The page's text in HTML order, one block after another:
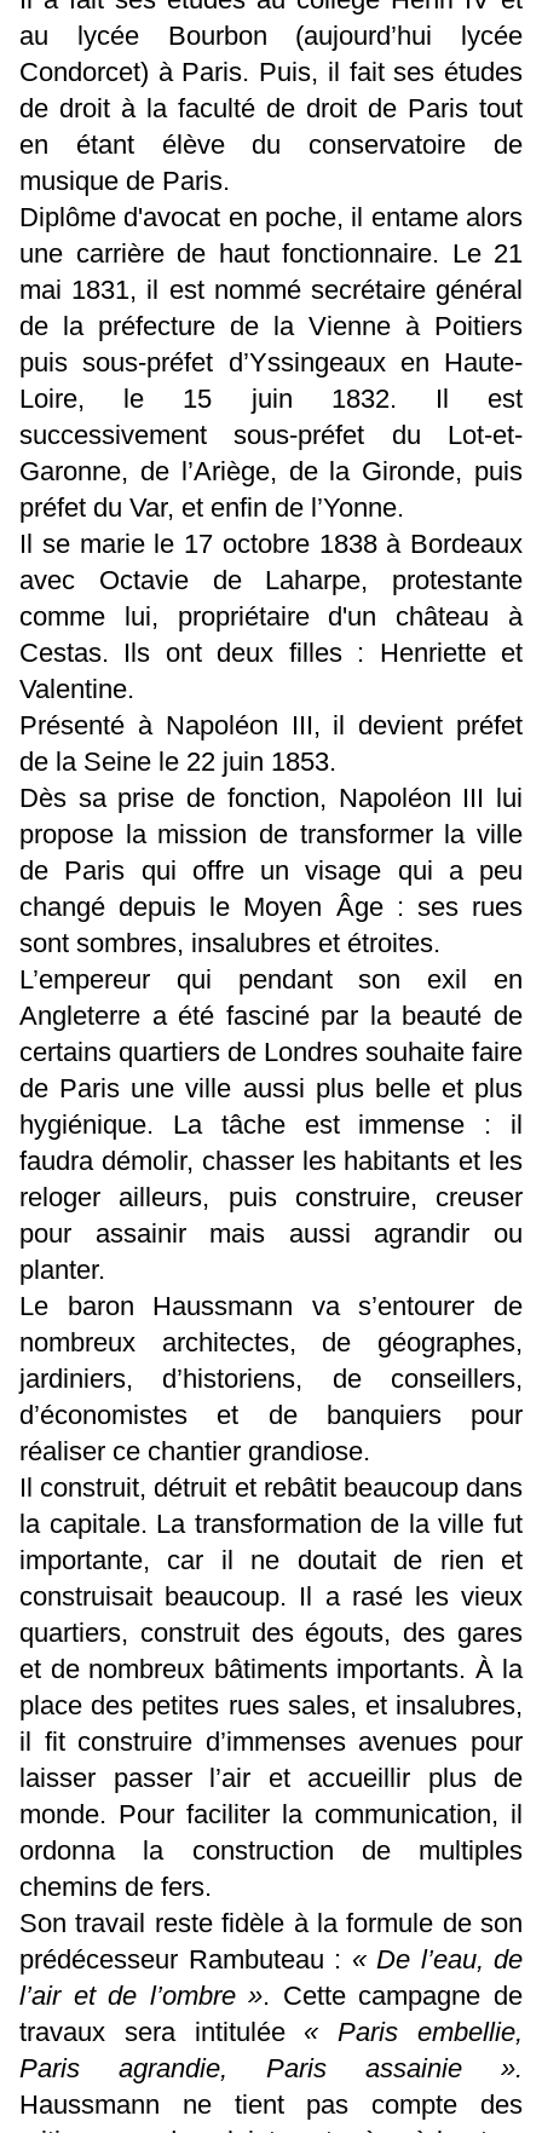
au lycée Bourbon (aujourd’hui lycée
Condorcet) à Paris. Puis, il fait ses études
de droit à la faculté de droit de Paris tout
en étant élève du conservatoire de
musique de Paris.
Diplôme d'avocat en poche, il entame alors
une carrière de haut fonctionnaire. Le 21
mai 1831, il est nommé secrétaire général
de la préfecture de la Vienne à Poitiers
puis sous-préfet d’Yssingeaux en Haute-
Loire, le 15 juin 1832. Il est
successivement sous-préfet du Lot-et-
Garonne, de l’Ariège, de la Gironde, puis
préfet du Var, et enfin de l’Yonne.
Il se marie le 17 octobre 1838 à Bordeaux
avec Octavie de Laharpe, protestante
comme lui, propriétaire d'un château à
Cestas. Ils ont deux filles : Henriette et
Valentine.
Présenté à Napoléon III, il devient préfet
de la Seine le 22 juin 1853.
Dès sa prise de fonction, Napoléon III lui
propose la mission de transformer la ville
de Paris qui offre un visage qui a peu
changé depuis le Moyen Âge : ses rues
sont sombres, insalubres et étroites.
L’empereur qui pendant son exil en
Angleterre a été fasciné par la beauté de
certains quartiers de Londres souhaite faire
de Paris une ville aussi plus belle et plus
hygiénique. La tâche est immense : il
faudra démolir, chasser les habitants et les
reloger ailleurs, puis construire, creuser
pour assainir mais aussi agrandir ou
planter.
Le baron Haussmann va s’entourer de
nombreux architectes, de géographes,
jardiniers, d’historiens, de conseillers,
d’économistes et de banquiers pour
réaliser ce chantier grandiose.
Il construit, détruit et rebâtit beaucoup dans
la capitale. La transformation de la ville fut
importante, car il ne doutait de rien et
construisait beaucoup. Il a rasé les vieux
quartiers, construit des égouts, des gares
et de nombreux bâtiments importants. À la
place des petites rues sales, et insalubres,
il fit construire d’immenses avenues pour
laisser passer l’air et accueillir plus de
monde. Pour faciliter la communication, il
ordonna la construction de multiples
chemins de fers.
Son travail reste fidèle à la formule de son
prédécesseur Rambuteau : « De l’eau, de
l’air et de l’ombre ». Cette campagne de
travaux sera intitulée« Paris embellie,
Paris agrandie, Paris assainie ».
Haussmann ne tient pas compte des